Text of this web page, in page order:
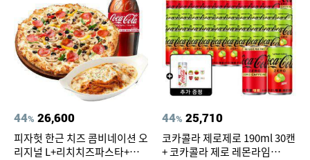
44% 26,600
피자헛 한근 치즈 콤비네이션 오
리지널 L+리치치즈파스타+콜
44% 25,710
코카콜라 제로제로 190ml 30캔
+ 코카콜라 제로 레몬라임